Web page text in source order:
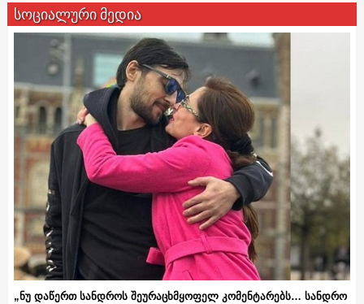
სოციალური მედია
„ნუ დაწერთ სანდროს შეურაცხმყოფელ კომენტარებს… სანდრო